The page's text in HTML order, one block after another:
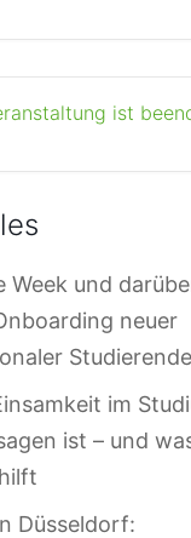
ist
Week und
neuer
im
ist – und
Düsseldorf: